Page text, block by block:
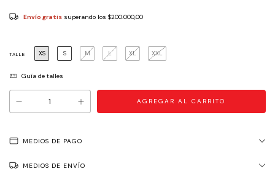
Envío gratis superando los $200.000,00
TALLE XS S M L XL XXL
Guía de talles
MEDIOS DE PAGO
MEDIOS DE ENVÍO